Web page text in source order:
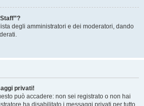
degli amministratori e dei moderatori, dando
privati!
può accadere: non sei registrato o non hai
ha disabilitato i messaggi privati per tutto